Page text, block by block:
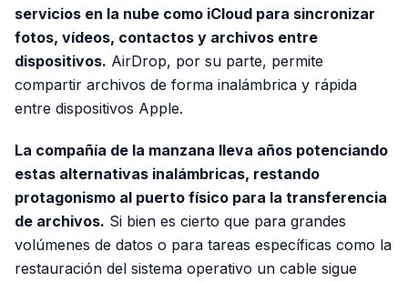
servicios en la nube como iCloud para sincronizar
fotos, vídeos, contactos y archivos entre
dispositivos. AirDrop, por su parte, permite
compartir archivos de forma inalámbrica y rápida
entre dispositivos Apple.
La compañía de la manzana lleva años potenciando
estas alternativas inalámbricas, restando
protagonismo al puerto físico para la transferencia
de archivos. Si bien es cierto que para grandes
volúmenes de datos o para tareas específicas como la
restauración del sistema operativo un cable sigue